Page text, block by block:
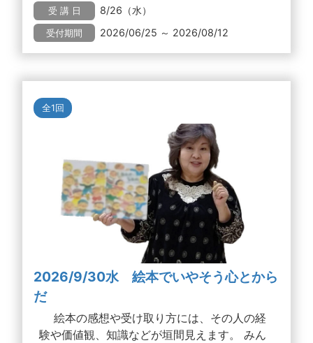
受 講 日 8/26（水）
受付期間 2026/06/25 ～ 2026/08/12
全1回
2026/9/30水 絵本でいやそう心とから
だ
絵本の感想や受け取り方には、その人の経
験や価値観、知識などが垣間見えます。 みん